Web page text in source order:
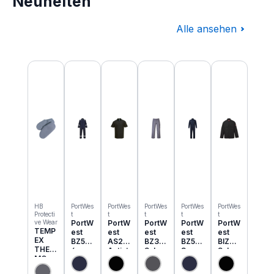
Alle ansehen
Produktgalerie überspringen
HB
Protecti
ve Wear
TEMP
EX
THER
MO
Einzie
PortWes
t
PortW
est
BZ50
6
Classi
c
PortWes
t
PortW
est
AS21
Antist
atik
ESD
PortWes
t
PortW
est
BZ31
Schw
eisser
Cargo
PortWes
t
PortW
est
BZ52
3
Bizwe
ld
PortWes
t
PortW
est
BIZ2
Schw
eisser
Jacke